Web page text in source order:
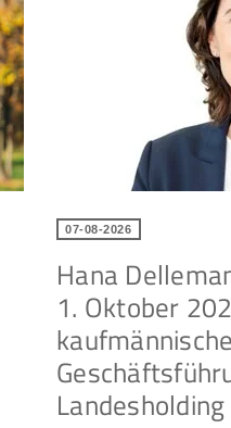
07-08-2026
Hana
1. Oktober